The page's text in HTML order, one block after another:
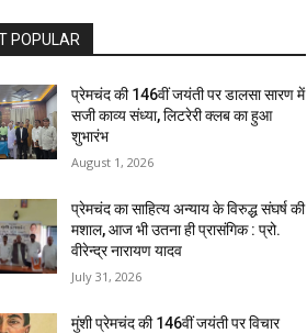
POPULAR
प्रेमचंद की 146वीं जयंती पर डालसा सारण में
सजी काव्य संध्या, लिटरेरी क्लब का हुआ
शुभारंभ
August 1, 2026
प्रेमचंद का साहित्य अन्याय के विरुद्ध संघर्ष की
मशाल, आज भी उतना ही प्रासंगिक : प्रो.
वीरेन्द्र नारायण यादव
July 31, 2026
मुंशी प्रेमचंद की 146वीं जयंती पर विचार